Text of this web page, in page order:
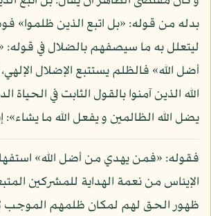
بدله من قوله: «بل اتبع الذين ظلموا»
ليتعلل به ما سيصفهم بالضلال في
أضل الله» فالظلم يستتبع الإضلال
الله الذين آمنوا بالقول الثابت في الحياة
يضل الله الظالمين و يفعل الله ما يشاء»:
فقوله: «فمن يهدي من أضل الله»
الإيئاس من نعمة الهداية للمشركين
ظهور الحق لهم لمكان ظلمهم الموجب